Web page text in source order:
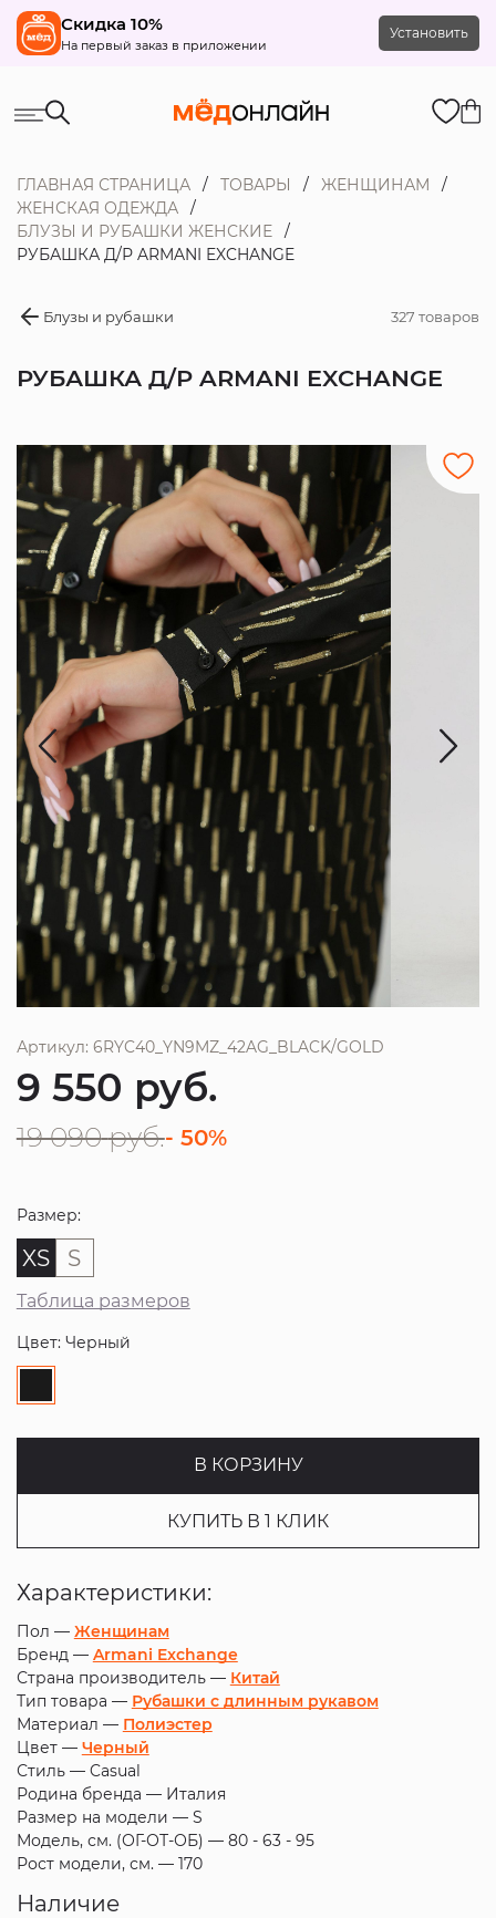
Скидка 10%
На первый заказ в приложении
Установить
ГЛАВНАЯ СТРАНИЦА ТОВАРЫ
ЖЕНЩИНАМ
ЖЕНСКАЯ ОДЕЖДА
БЛУЗЫ И РУБАШКИ ЖЕНСКИЕ
РУБАШКА Д/Р ARMANI EXCHANGE
Блузы и рубашки 327 товаров
РУБАШКА Д/Р ARMANI EXCHANGE
Артикул: 6RYC40_YN9MZ_42AG_BLACK/GOLD
9 550 руб.
19 090 руб.- 50%
Размер:
XS S
Таблица размеров
Цвет: Черный
В КОРЗИНУ
КУПИТЬ В 1 КЛИК
Характеристики:
Пол — Женщинам
Бренд — Armani Exchange
Страна производитель — Китай
Тип товара — Рубашки с длинным рукавом
Материал — Полиэстер
Цвет — Черный
Стиль — Casual
Родина бренда — Италия
Размер на модели — S
Модель, см. (ОГ-ОТ-ОБ) — 80 - 63 - 95
Рост модели, см. — 170
Наличие